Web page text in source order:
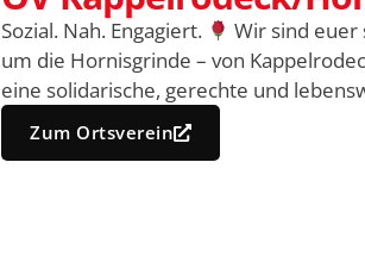
Sozial. Nah. Engagiert.
Wir sind
um die Hornisgrinde – von
eine solidarische, gerechte und
Zum Ortsverein